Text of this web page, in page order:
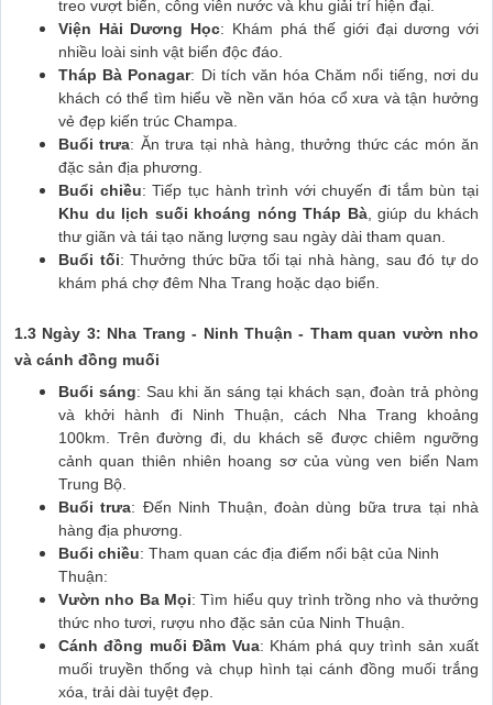
treo vượt biển, công viên nước và khu giải trí hiện đại.
Viện Hải Dương Học: Khám phá thế giới đại dương với
nhiều loài sinh vật biển độc đáo.
Tháp Bà Ponagar: Di tích văn hóa Chăm nổi tiếng, nơi du
khách có thể tìm hiểu về nền văn hóa cổ xưa và tận hưởng
vẻ đẹp kiến trúc Champa.
Buổi trưa: Ăn trưa tại nhà hàng, thưởng thức các món ăn
đặc sản địa phương.
Buổi chiều: Tiếp tục hành trình với chuyến đi tắm bùn tại
Khu du lịch suối khoáng nóng Tháp Bà, giúp du khách
thư giãn và tái tạo năng lượng sau ngày dài tham quan.
Buổi tối: Thưởng thức bữa tối tại nhà hàng, sau đó tự do
khám phá chợ đêm Nha Trang hoặc dạo biển.
1.3 Ngày 3: Nha Trang - Ninh Thuận - Tham quan vườn nho
và cánh đồng muối
Buổi sáng: Sau khi ăn sáng tại khách sạn, đoàn trả phòng
và khởi hành đi Ninh Thuận, cách Nha Trang khoảng
100km. Trên đường đi, du khách sẽ được chiêm ngưỡng
cảnh quan thiên nhiên hoang sơ của vùng ven biển Nam
Trung Bộ.
Buổi trưa: Đến Ninh Thuận, đoàn dùng bữa trưa tại nhà
hàng địa phương.
Buổi chiều: Tham quan các địa điểm nổi bật của Ninh
Thuận:
Vườn nho Ba Mọi: Tìm hiểu quy trình trồng nho và thưởng
thức nho tươi, rượu nho đặc sản của Ninh Thuận.
Cánh đồng muối Đầm Vua: Khám phá quy trình sản xuất
muối truyền thống và chụp hình tại cánh đồng muối trắng
xóa, trải dài tuyệt đẹp.